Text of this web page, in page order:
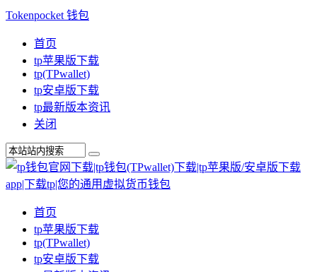
Tokenpocket 钱包
首页
tp苹果版下载
tp(TPwallet)
tp安卓版下载
tp最新版本资讯
关闭
首页
tp苹果版下载
tp(TPwallet)
tp安卓版下载